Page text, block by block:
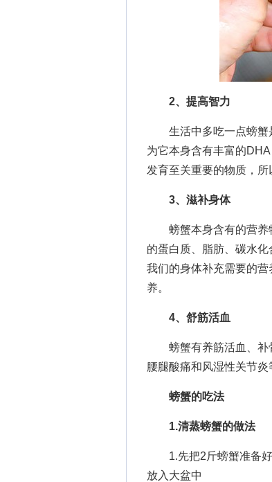
2、提高智力
生活中多吃一点螃蟹是
为它本身含有丰富的
发育至关重要的物质，所
3、滋补身体
螃蟹本身含有的营养
的蛋白质、脂肪、碳水
我们的身体补充需要的
养。
4、舒筋活血
螃蟹有养筋活血、补骨
腰腿酸痛和风湿性关节炎
螃蟹的吃法
1.清蒸螃蟹的做法
1.先把2斤螃蟹准备好
放入大盆中